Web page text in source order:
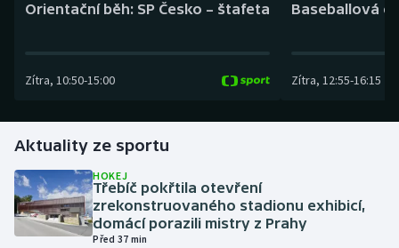
Golf
Gymnastika
Házená
Orientační běh: SP Česko – štafeta
Zítra, 10:50-15:00
Baseballová
Zítra, 12:55-16:15
Aktuality ze sportu
HOKEJ
Třebíč pokřtila otevření
zrekonstruovaného stadionu exhibicí,
domácí porazili mistry z Prahy
Před 37 min